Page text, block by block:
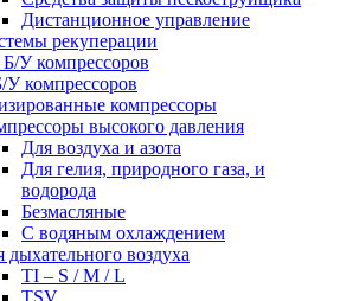
Дистанционное управление
рекуперации
У компрессоров
компрессоров
компрессоры
высокого давления
Для воздуха и азота
Для гелия, природного газа, и
водорода
Безмасляные
С водяным охлаждением
дыхательного воздуха
TI – S / M / L
TSV